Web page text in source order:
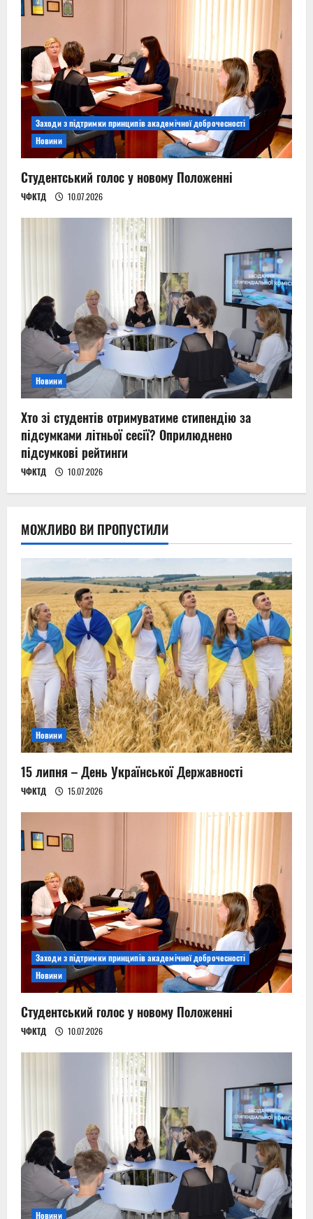
Заходи з підтримки принципів академічної доброчесності
Новини
Студентський голос у новому Положенні
ЧФКТД 10.07.2026
Новини
Хто зі студентів отримуватиме стипендію за
підсумками літньої сесії? Оприлюднено
підсумкові рейтинги
ЧФКТД 10.07.2026
МОЖЛИВО ВИ ПРОПУСТИЛИ
Новини
15 липня – День Української Державності
ЧФКТД 15.07.2026
Заходи з підтримки принципів академічної доброчесності
Новини
Студентський голос у новому Положенні
ЧФКТД 10.07.2026
Новини